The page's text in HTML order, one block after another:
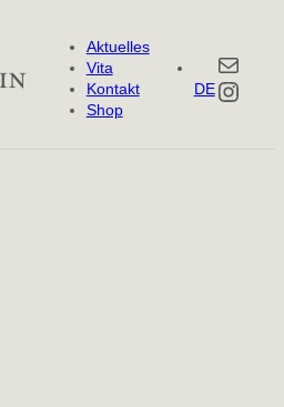
Aktuelles
Vita
Kontakt
Shop
DE
E-Mail